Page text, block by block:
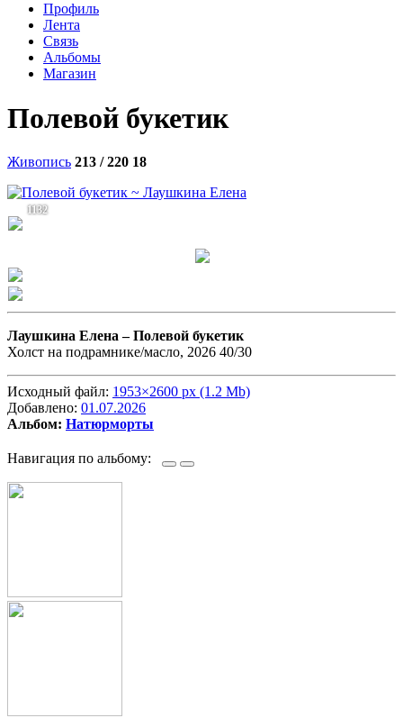
Профиль
Лента
Связь
Альбомы
Магазин
Полевой букетик
Живопись 213 / 220 18
1132
Лаушкина Елена –Полевой букетик
Холст на подрамнике/масло, 2026 40/30
Исходный файл: 1953×2600 px (1.2 Mb)
Добавлено: 01.07.2026
Альбом: Натюрморты
Навигация по альбому: